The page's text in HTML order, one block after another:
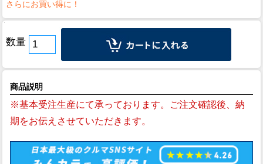
数量
商品説明
※基本受注生産にて承っております。ご注文確認後、納
期をお伝えさせていただきます。